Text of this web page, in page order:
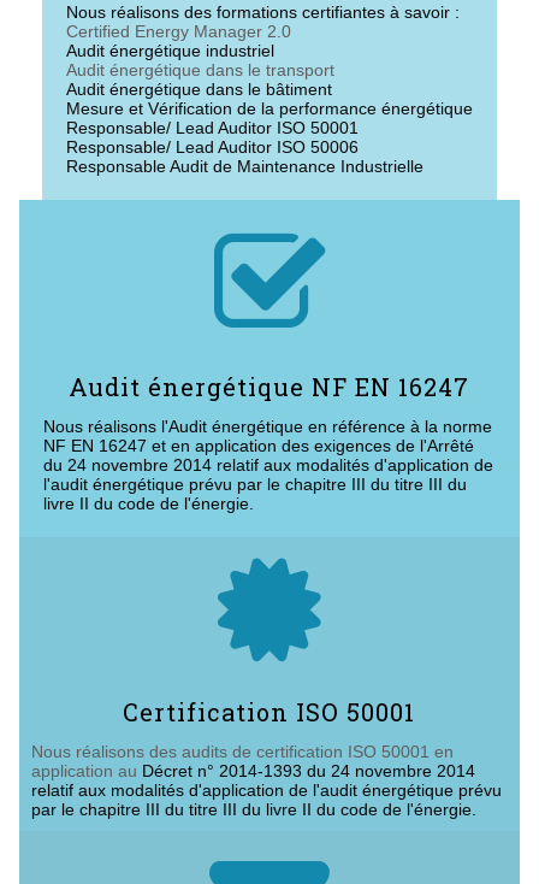
Nous réalisons des formations certifiantes à savoir :
Certified Energy Manager 2.0
Audit énergétique industriel
Audit énergétique dans le transport
Audit énergétique dans le bâtiment
Mesure et Vérification de la performance énergétique
Responsable/ Lead Auditor ISO 50001
Responsable/ Lead Auditor ISO 50006
Responsable Audit de Maintenance Industrielle

Audit énergétique NF EN 16247
Nous réalisons l'Audit énergétique en référence à la norme
NF EN 16247 et en application des exigences de l'Arrêté
du 24 novembre 2014 relatif aux modalités d'application de
l'audit énergétique prévu par le chapitre III du titre III du
livre II du code de l'énergie.

Certification ISO 50001
Nous réalisons des audits de certification ISO 50001 en
application au Décret n° 2014-1393 du 24 novembre 2014
relatif aux modalités d'application de l'audit énergétique prévu
par le chapitre III du titre III du livre II du code de l'énergie.